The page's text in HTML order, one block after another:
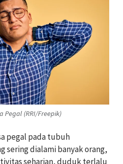
Pegal (RRI/Freepik)
pegal pada tubuh
sering dialami banyak orang,
seharian, duduk terlalu